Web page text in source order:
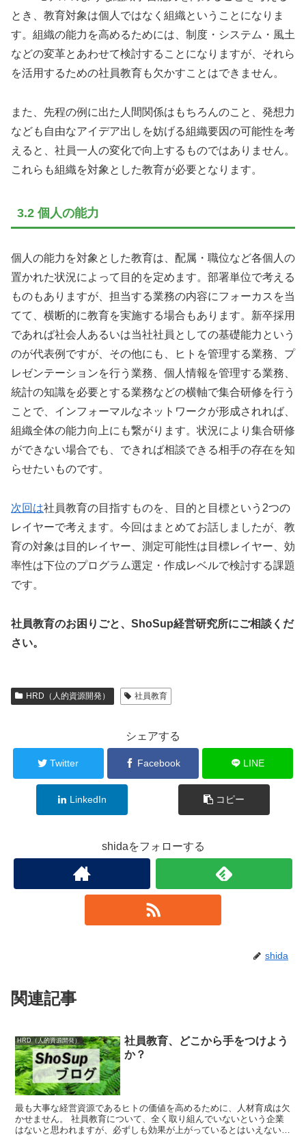
とき、教育対象は個人ではなく組織ということになりま
す。組織の能力を高めるためには、制度・システム・風土
などの変革とあわせて検討することになりますが、それら
を活用するための社員教育も欠かすことはできません。
また、先程の例に出た人間関係はもちろんのこと、発想力
なども自由なアイデア出しを妨げる組織要因の可能性を考
えると、社員一人の変化で向上するものではありません。
これらも組織を対象とした教育が必要となります。
3.2 個人の能力
個人の能力を対象とした教育は、配属・職位など各個人の
置かれた状況によって目的を定めます。部署単位で考える
ものもありますが、担当する業務の内容にフォーカスを当
てて、横断的に教育を実施する場合もあります。新卒採用
であれば社会人あるいは当社社員としての基礎能力という
のが代表例ですが、その他にも、ヒトを管理する業務、プ
レゼンテーションを行う業務、個人情報を管理する業務、
統計の知識を必要とする業務などの横軸で集合研修を行う
ことで、インフォーマルなネットワークが形成されれば、
組織全体の能力向上にも繋がります。状況により集合研修
ができない場合でも、できれば相談できる相手の存在を知
らせたいものです。
次回は社員教育の目指すものを、目的と目標という2つの
レイヤーで考えます。今回はまとめてお話しましたが、教
育の対象は目的レイヤー、測定可能性は目標レイヤー、効
率性は下位のプログラム選定・作成レベルで検討する課題
です。
社員教育のお困りごと、ShoSup経営研究所にご相談くだ
さい。
HRD（人的資源開発） 社員教育
シェアする
Twitter Facebook LINE
LinkedIn コピー
shidaをフォローする
shida
関連記事
HRD（人的資源開発）
社員教育、どこから手をつけよう
か？
最も大事な経営資源であるヒトの価値を高めるために、人材育成は欠
かせません。 社員教育について、全く取り組んでいないという企業
はないと思われますが、必ずしも効果が上がっているとはいえないよ